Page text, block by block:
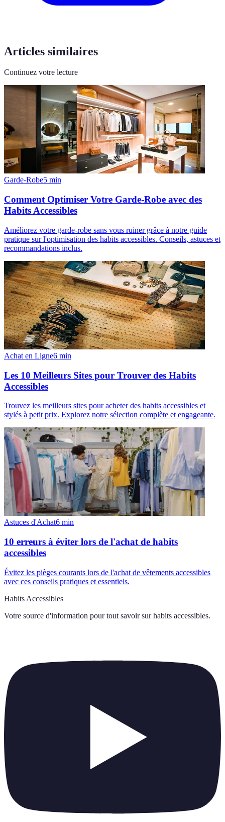
Articles similaires
Continuez votre lecture
Garde-Robe5 min
Comment Optimiser Votre Garde-Robe avec des
Habits Accessibles
Améliorez votre garde-robe sans vous ruiner grâce à notre guide
pratique sur l'optimisation des habits accessibles. Conseils, astuces et
recommandations inclus.
Achat en Ligne6 min
Les 10 Meilleurs Sites pour Trouver des Habits
Accessibles
Trouvez les meilleurs sites pour acheter des habits accessibles et
stylés à petit prix. Explorez notre sélection complète et engageante.
Astuces d'Achat6 min
10 erreurs à éviter lors de l'achat de habits
accessibles
Évitez les pièges courants lors de l'achat de vêtements accessibles
avec ces conseils pratiques et essentiels.
Habits Accessibles
Votre source d'information pour tout savoir sur habits accessibles.